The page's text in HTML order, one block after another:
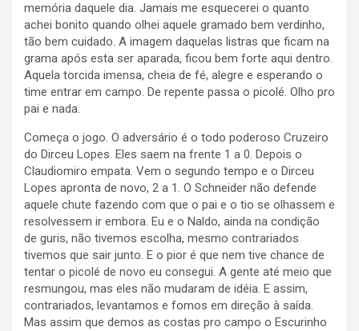
memória daquele dia. Jamais me esquecerei o quanto
achei bonito quando olhei aquele gramado bem verdinho,
tão bem cuidado. A imagem daquelas listras que ficam na
grama após esta ser aparada, ficou bem forte aqui dentro.
Aquela torcida imensa, cheia de fé, alegre e esperando o
time entrar em campo. De repente passa o picolé. Olho pro
pai e nada.
Começa o jogo. O adversário é o todo poderoso Cruzeiro
do Dirceu Lopes. Eles saem na frente 1 a 0. Depois o
Claudiomiro empata. Vem o segundo tempo e o Dirceu
Lopes apronta de novo, 2 a 1. O Schneider não defende
aquele chute fazendo com que o pai e o tio se olhassem e
resolvessem ir embora. Eu e o Naldo, ainda na condição
de guris, não tivemos escolha, mesmo contrariados
tivemos que sair junto. E o pior é que nem tive chance de
tentar o picolé de novo eu consegui. A gente até meio que
resmungou, mas eles não mudaram de idéia. E assim,
contrariados, levantamos e fomos em direção à saída.
Mas assim que demos as costas pro campo o Escurinho